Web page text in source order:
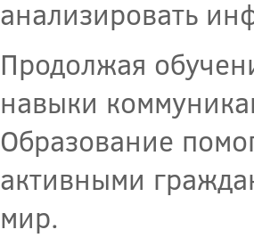
анализировать
Продолжая
навыки
Образование
активными
мир.